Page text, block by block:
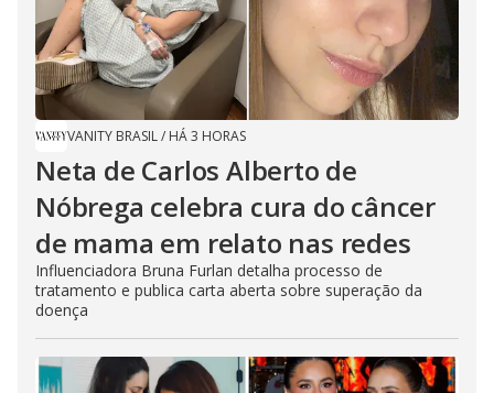
VANITY BRASIL/ HÁ 3 HORAS
Neta de Carlos Alberto de
Nóbrega celebra cura do câncer
de mama em relato nas redes
Influenciadora Bruna Furlan detalha processo de
tratamento e publica carta aberta sobre superação da
doença